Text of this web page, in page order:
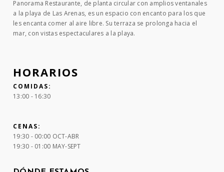
Panorama Restaurante, de planta circular con amplios ventanales
a la playa de Las Arenas, es un espacio con encanto para los que
les encanta comer al aire libre. Su terraza se prolonga hacia el
mar, con vistas espectaculares a la playa.
HORARIOS
COMIDAS:
13:00 - 16:30
CENAS:
19:30 - 00:00 OCT-ABR
19:30 - 01:00 MAY-SEPT